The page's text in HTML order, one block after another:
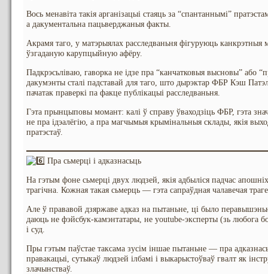
Вось менавіта такія арганізацыі стаяць за “спантаннымі”
а дакументальна пацьверджаныя факты.
Акрамя таго, у матэрыялах расследваньня фігуруюць канкрэтныя
ўзгаданую карупцыйную афёру.
Падкрэсьліваю, гаворка не ідзе пра “канчатковыя высновы” або
дакумэнты сталі падставай для таго, што дырэктар ФБР Кэш
пачатак праверкі па факце публікацыі расследваньня.
Гэта прынцыповы момант: калі ў справу ўваходзіць ФБР, гэта
не пра ідэалёгію, а пра магчымыя крымінальныя склады, якія
пратэстаў.
Пра сьмерці і адказнасьць
На гэтым фоне сьмерці двух людзей, якія адбыліся падчас
трагічна. Кожная такая сьмерць — гэта сапраўдная чалавечая
Але ў прававой дзяржаве адказ на пытаньне, ці было
даюць не фэйсбук-камэнтатары, не youtube-эксперты (зь любога
і суд.
Пры гэтым паўстае таксама зусім іншае пытаньне — пра
правакацыі, сутыкаў людзей ілбамі і выкарыстоўваў гвалт як
злачынстваў.